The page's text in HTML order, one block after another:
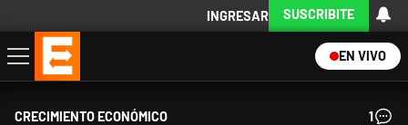
INGRESAR SUSCRIBITE
EN VIVO
Economía
Política
Internacional
Actualidad
Descargá la App
CRECIMIENTO ECONÓMICO 1